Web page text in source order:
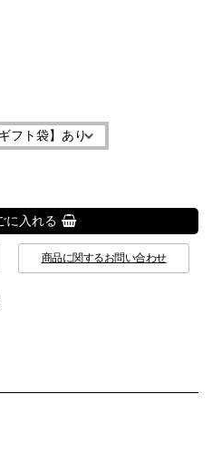
に入れる
商品に関するお問い合わせ